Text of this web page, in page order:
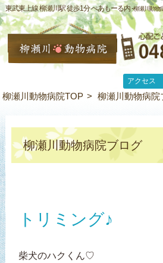
東武東上線 柳瀬川駅 徒歩1分 ぺあもーる内 -柳瀬川動物
アクセス
柳瀬川動物病院TOP 柳瀬川動物病院
柳瀬川動物病院ブログ
トリミング♪
柴犬のハクくん♡